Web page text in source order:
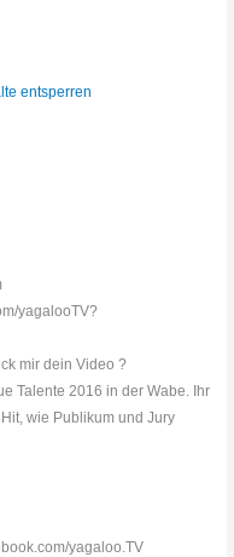
entsperren
yagalooTV?
mir dein Video ?
Talente 2016 in der Wabe. Ihr
wie Publikum und Jury
yagaloo.TV